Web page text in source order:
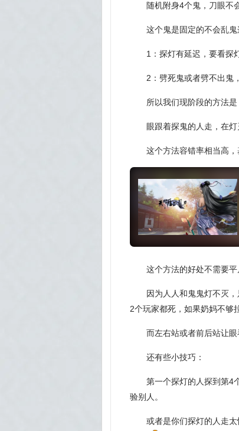
随机附身4个鬼，刀眼不
这个鬼是固定的不会乱
1：探灯有延迟，要看探
2：劈死鬼或者劈不出鬼
所以我们现阶段的方法是
眼跟着探鬼的人走，在
这个方法容错率相当高
这个方法的好处不需要平
因为人人和鬼鬼灯不灭
2个玩家都死，如果奶妈不够
而左右站或者前后站让
还有些小技巧：
第一个探灯的人探到第4
验别人。
或者是你们探灯的人走太